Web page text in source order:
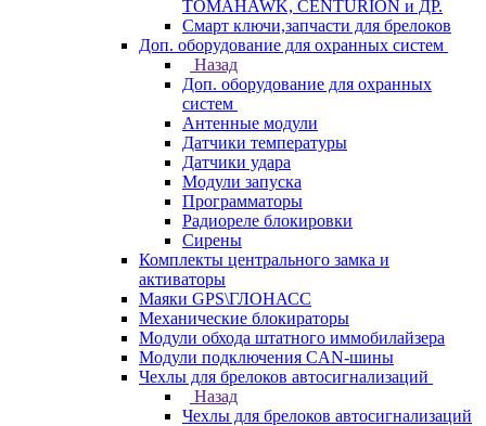
TOMAHAWK, CENTURION и ДР.
Смарт ключи,запчасти для брелоков
Доп. оборудование для охранных систем
Назад
Доп. оборудование для охранных
систем
Антенные модули
Датчики температуры
Датчики удара
Модули запуска
Программаторы
Радиореле блокировки
Сирены
Комплекты центрального замка и
активаторы
Маяки GPS\ГЛОНАСС
Механические блокираторы
Модули обхода штатного иммобилайзера
Модули подключения CAN-шины
Чехлы для брелоков автосигнализаций
Назад
Чехлы для брелоков автосигнализаций